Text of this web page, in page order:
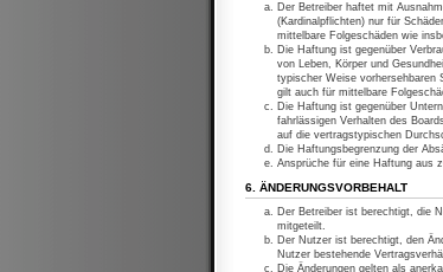
Der Betreiber haftet mit
(Kardinalpflichten) nur für
mittelbare Folgeschäden wie
Die Haftung ist gegenüber
von Leben, Körper und
typischer Weise vorhersehbaren
gilt auch für mittelbare
Die Haftung ist gegenüber
fahrlässigen Verhalten des
auf die vertragstypischen
Die Haftungsbegrenzung der
Ansprüche für eine Haftung aus
6. ÄNDERUNGSVORBEHALT
Der Betreiber ist berechtigt, die
mitgeteilt.
Der Nutzer ist berechtigt, den
Nutzer bestehende
Die Änderungen gelten als